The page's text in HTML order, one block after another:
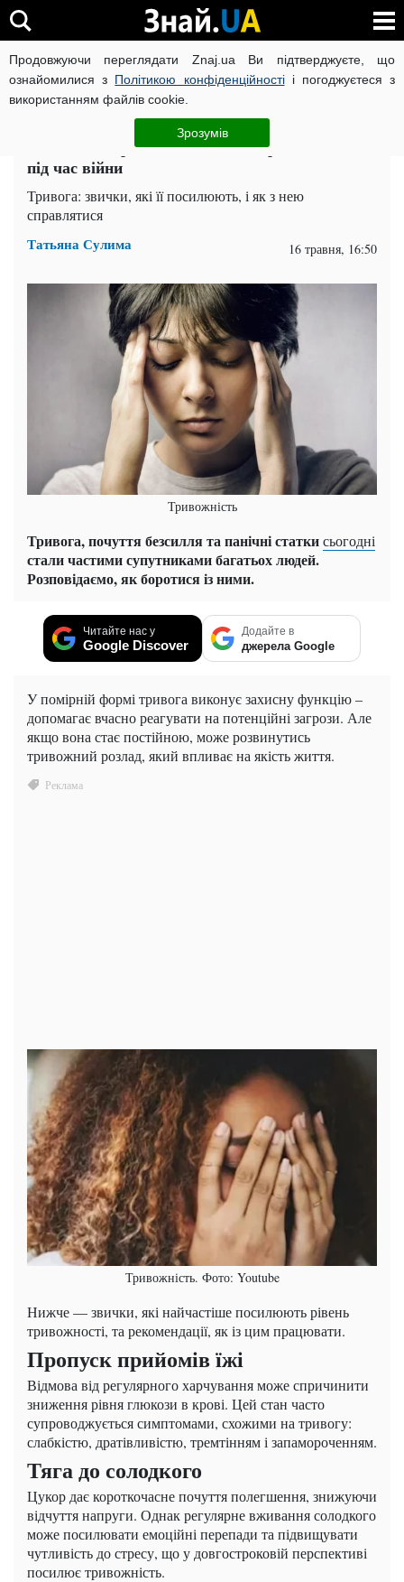
Продовжуючи переглядати Znaj.ua Ви підтверджуєте, що
ознайомилися з Політикою конфіденційностіі погоджуєтеся з
використанням файлів cookie.
Зрозумів
ВІЙНА РОСІЇ ПРОТИ УКРАЇНИ КОРОНАВІРУС В УКРАЇНІ
ЧИТАТЬ НА РУССКОМ
Підвищена тривожність: як підтримати себе
під час війни
Тривога: звички, які її посилюють, і як з нею
справлятися
Татьяна Сулима 16 травня, 16:50
Тривожність
Тривога, почуття безсилля та панічні статкисьогодні
стали частими супутниками багатьох людей.
Розповідаємо, як боротися із ними.
Читайте нас у
Google Discover
Додайте в
джерела Google
У помірній формі тривога виконує захисну функцію –
допомагає вчасно реагувати на потенційні загрози. Але
якщо вона стає постійною, може розвинутись
тривожний розлад, який впливає на якість життя.
Тривожність. Фото: Youtube
Нижче — звички, які найчастіше посилюють рівень
тривожності, та рекомендації, як із цим працювати.
Пропуск прийомів їжі
Відмова від регулярного харчування може спричинити
зниження рівня глюкози в крові. Цей стан часто
супроводжується симптомами, схожими на тривогу:
слабкістю, дратівливістю, тремтінням і запамороченням.
Тяга до солодкого
Цукор дає короткочасне почуття полегшення, знижуючи
відчуття напруги. Однак регулярне вживання солодкого
може посилювати емоційні перепади та підвищувати
чутливість до стресу, що у довгостроковій перспективі
посилює тривожність.